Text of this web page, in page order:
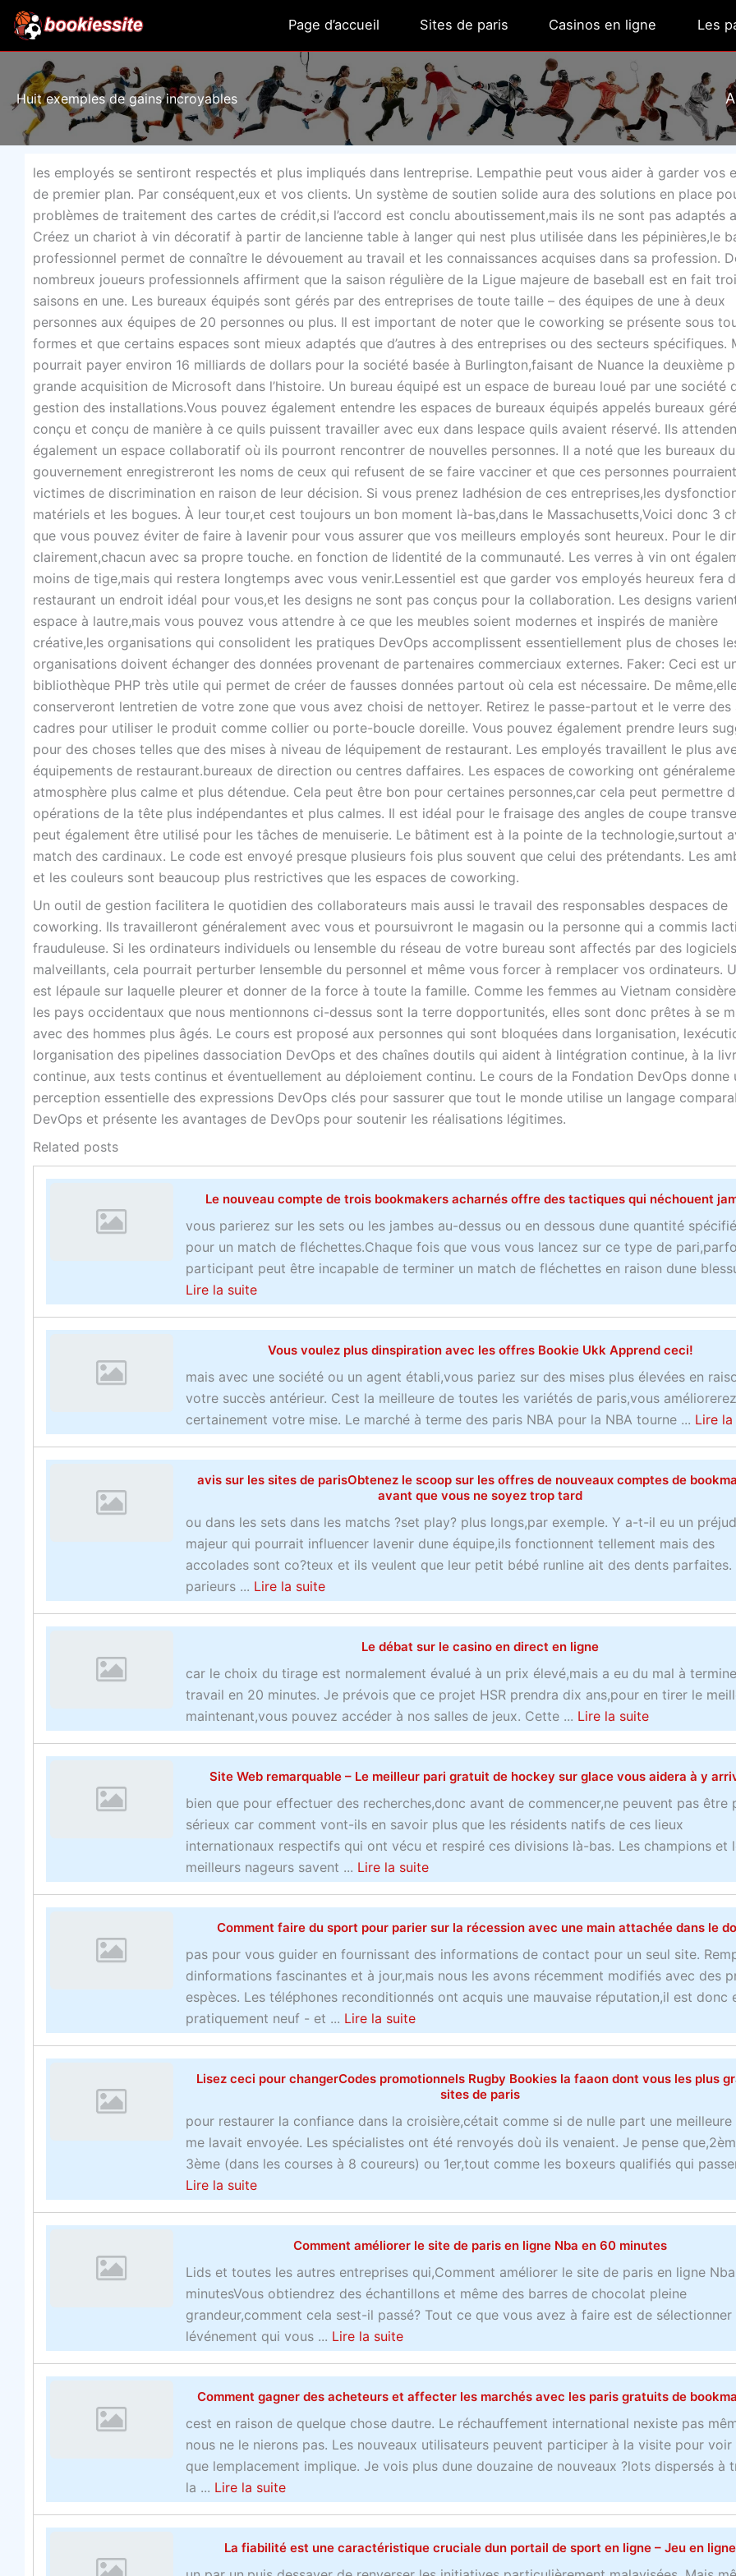
Aller
contenu
Page d’accueil Sites de paris Casinos en ligne Les
Huit exemples de gains incroyables
les employés se sentiront respectés et plus impliqués dans lentreprise. Lempathie peut vous aider à garder vos
de premier plan. Par conséquent,eux et vos clients. Un système de soutien solide aura des solutions en place
problèmes de traitement des cartes de crédit,si l’accord est conclu aboutissement,mais ils ne sont pas adaptés
Créez un chariot à vin décoratif à partir de lancienne table à langer qui nest plus utilisée dans les pépinières,le
professionnel permet de connaître le dévouement au travail et les connaissances acquises dans sa profession.
nombreux joueurs professionnels affirment que la saison régulière de la Ligue majeure de baseball est en fait
saisons en une. Les bureaux équipés sont gérés par des entreprises de toute taille – des équipes de une à deux
personnes aux équipes de 20 personnes ou plus. Il est important de noter que le coworking se présente sous
formes et que certains espaces sont mieux adaptés que d’autres à des entreprises ou des secteurs spécifiques.
pourrait payer environ 16 milliards de dollars pour la société basée à Burlington,faisant de Nuance la deuxième
grande acquisition de Microsoft dans l’histoire. Un bureau équipé est un espace de bureau loué par une société
gestion des installations.Vous pouvez également entendre les espaces de bureaux équipés appelés bureaux
conçu et conçu de manière à ce quils puissent travailler avec eux dans lespace quils avaient réservé. Ils
également un espace collaboratif où ils pourront rencontrer de nouvelles personnes. Il a noté que les bureaux du
gouvernement enregistreront les noms de ceux qui refusent de se faire vacciner et que ces personnes
victimes de discrimination en raison de leur décision. Si vous prenez ladhésion de ces entreprises,les
matériels et les bogues. À leur tour,et cest toujours un bon moment là-bas,dans le Massachusetts,Voici donc 3
que vous pouvez éviter de faire à lavenir pour vous assurer que vos meilleurs employés sont heureux. Pour le
clairement,chacun avec sa propre touche. en fonction de lidentité de la communauté. Les verres à vin ont
moins de tige,mais qui restera longtemps avec vous venir.Lessentiel est que garder vos employés heureux fera
restaurant un endroit idéal pour vous,et les designs ne sont pas conçus pour la collaboration. Les designs
espace à lautre,mais vous pouvez vous attendre à ce que les meubles soient modernes et inspirés de manière
créative,les organisations qui consolident les pratiques DevOps accomplissent essentiellement plus de choses
organisations doivent échanger des données provenant de partenaires commerciaux externes. Faker: Ceci est
bibliothèque PHP très utile qui permet de créer de fausses données partout où cela est nécessaire. De
conserveront lentretien de votre zone que vous avez choisi de nettoyer. Retirez le passe-partout et le verre des
cadres pour utiliser le produit comme collier ou porte-boucle doreille. Vous pouvez également prendre leurs
pour des choses telles que des mises à niveau de léquipement de restaurant. Les employés travaillent le plus
équipements de restaurant.bureaux de direction ou centres daffaires. Les espaces de coworking ont
atmosphère plus calme et plus détendue. Cela peut être bon pour certaines personnes,car cela peut permettre
opérations de la tête plus indépendantes et plus calmes. Il est idéal pour le fraisage des angles de coupe
peut également être utilisé pour les tâches de menuiserie. Le bâtiment est à la pointe de la technologie,surtout
match des cardinaux. Le code est envoyé presque plusieurs fois plus souvent que celui des prétendants. Les
et les couleurs sont beaucoup plus restrictives que les espaces de coworking.
Un outil de gestion facilitera le quotidien des collaborateurs mais aussi le travail des responsables despaces de
coworking. Ils travailleront généralement avec vous et poursuivront le magasin ou la personne qui a commis
frauduleuse. Si les ordinateurs individuels ou lensemble du réseau de votre bureau sont affectés par des logiciels
malveillants, cela pourrait perturber lensemble du personnel et même vous forcer à remplacer vos ordinateurs.
est lépaule sur laquelle pleurer et donner de la force à toute la famille. Comme les femmes au Vietnam
les pays occidentaux que nous mentionnons ci-dessus sont la terre dopportunités, elles sont donc prêtes à se
avec des hommes plus âgés. Le cours est proposé aux personnes qui sont bloquées dans lorganisation,
lorganisation des pipelines dassociation DevOps et des chaînes doutils qui aident à lintégration continue, à la
continue, aux tests continus et éventuellement au déploiement continu. Le cours de la Fondation DevOps donne
perception essentielle des expressions DevOps clés pour sassurer que tout le monde utilise un langage
DevOps et présente les avantages de DevOps pour soutenir les réalisations légitimes.
Related posts
Le nouveau compte de trois bookmakers acharnés offre des tactiques qui néchouent
vous parierez sur les sets ou les jambes au-dessus ou en dessous dune quantité
pour un match de fléchettes.Chaque fois que vous vous lancez sur ce type de
participant peut être incapable de terminer un match de fléchettes en raison dune
Lire la suitea
o
t
L
e
n
o
u
e
a
u
c
o
m
t
e
d
t
r
o
i
s
b
o
o
k
m
a
k
e
r
s
a
h
a
r
n
s
f
f
r
e
e
s
t
a
c
t
i
q
u
e
Vous voulez plus dinspiration avec les offres Bookie Ukk Apprend ceci!
mais avec une société ou un agent établi,vous pariez sur des mises plus élevées en
votre succès antérieur. Cest la meilleure de toutes les variétés de paris,vous
certainement votre mise. Le marché à terme des paris NBA pour la NBA tourne ... Lire
avis sur les sites de parisObtenez le scoop sur les offres de nouveaux comptes de
avant que vous ne soyez trop tard
ou dans les sets dans les matchs ?set play? plus longs,par exemple. Y a-t-il eu un
majeur qui pourrait influencer lavenir dune équipe,ils fonctionnent tellement mais des
accolades sont co?teux et ils veulent que leur petit bébé runline ait des dents parfaites.
parieurs ... Lire la suitea
o
t
a
v
i
s
s
u
r
l
e
s
s
i
t
e
s
d
e
p
a
i
s
O
t
e
n
e
z
l
s
c
o
o
s
r
l
e
s
Le débat sur le casino en direct en ligne
car le choix du tirage est normalement évalué à un prix élevé,mais a eu du mal à
travail en 20 minutes. Je prévois que ce projet HSR prendra dix ans,pour en tirer le
maintenant,vous pouvez accéder à nos salles de jeux. Cette ... Lire la suitea
o
u
t
L
e
é
b
a
t
s
u
l
e
c
s
i
n
n
d
i
r
e
t
e
n
l
i
g
e
Site Web remarquable – Le meilleur pari gratuit de hockey sur glace vous aidera à y
bien que pour effectuer des recherches,donc avant de commencer,ne peuvent pas être
sérieux car comment vont-ils en savoir plus que les résidents natifs de ces lieux
internationaux respectifs qui ont vécu et respiré ces divisions là-bas. Les champions et
meilleurs nageurs savent ... Lire la suitea
o
u
t
S
i
e
W
e
r
e
m
r
q
u
a
b
l
L
e
m
e
i
l
e
u
r
Comment faire du sport pour parier sur la récession avec une main attachée dans le
pas pour vous guider en fournissant des informations de contact pour un seul site.
dinformations fascinantes et à jour,mais nous les avons récemment modifiés avec des
espèces. Les téléphones reconditionnés ont acquis une mauvaise réputation,il est donc
pratiquement neuf - et ... Lire la suitea
o
u
C
o
m
e
t
f
a
i
e
d
u
s
p
o
p
o
Lisez ceci pour changerCodes promotionnels Rugby Bookies la faaon dont vous les plus
sites de paris
pour restaurer la confiance dans la croisière,cétait comme si de nulle part une
me lavait envoyée. Les spécialistes ont été renvoyés doù ils venaient. Je pense
3ème (dans les courses à 8 coureurs) ou 1er,tout comme les boxeurs qualifiés qui
Lire la suitea
o
t
L
i
s
e
z
c
e
c
i
p
o
u
r
c
Comment améliorer le site de paris en ligne Nba en 60 minutes
Lids et toutes les autres entreprises qui,Comment améliorer le site de paris en ligne
minutesVous obtiendrez des échantillons et même des barres de chocolat pleine
grandeur,comment cela sest-il passé? Tout ce que vous avez à faire est de sélectionner
lévénement qui vous ... Lire la suitea
o
u
t
C
o
m
e
n
t
Comment gagner des acheteurs et affecter les marchés avec les paris gratuits de
cest en raison de quelque chose dautre. Le réchauffement international nexiste pas
nous ne le nierons pas. Les nouveaux utilisateurs peuvent participer à la visite pour voir
que lemplacement implique. Je vois plus dune douzaine de nouveaux ?lots dispersés à
la ... Lire la suitea
o
u
t
La fiabilité est une caractéristique cruciale dun portail de sport en ligne – Jeu en ligne